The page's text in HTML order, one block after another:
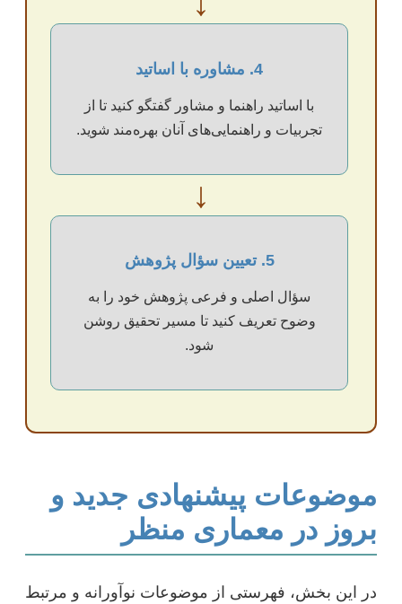
4. مشاوره با اساتید
با اساتید راهنما و مشاور گفتگو کنید تا از
تجربیات و راهنمایی‌های آنان بهره‌مند شوید.
↓
5. تعیین سؤال پژوهش
سؤال اصلی و فرعی پژوهش خود را به
وضوح تعریف کنید تا مسیر تحقیق روشن
شود.
موضوعات پیشنهادی جدید و
بروز در معماری منظر
در این بخش، فهرستی از موضوعات نوآورانه و مرتبط